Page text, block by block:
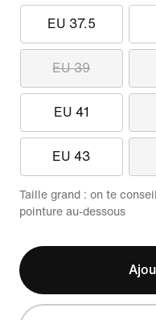
EU 37.5
EU 39
EU 41
EU 43
Taille grand : on te
pointure au-dessous